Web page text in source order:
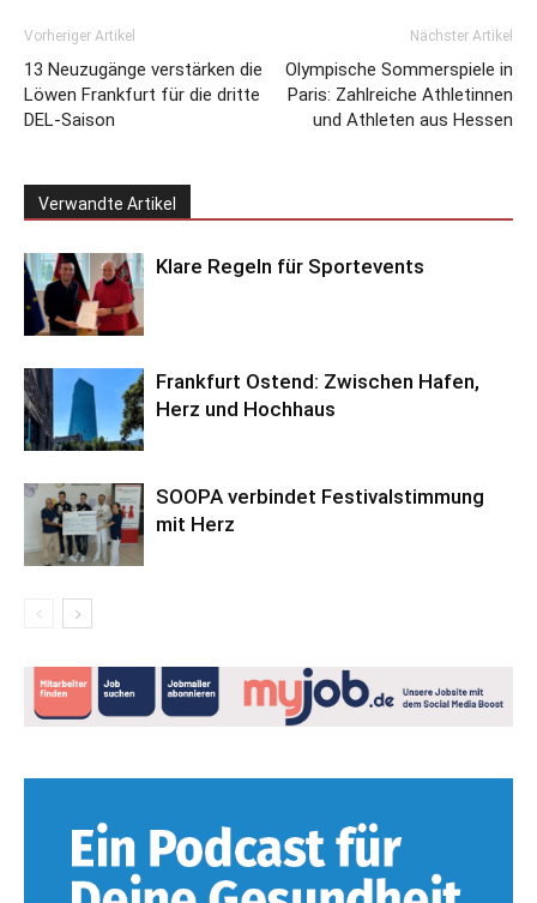
Vorheriger Artikel
13 Neuzugänge verstärken die
Löwen Frankfurt für die dritte
DEL-Saison
Nächster Artikel
Olympische Sommerspiele in
Paris: Zahlreiche Athletinnen
und Athleten aus Hessen
Verwandte Artikel
Klare Regeln für Sportevents
Frankfurt Ostend: Zwischen Hafen,
Herz und Hochhaus
SOOPA verbindet Festivalstimmung
mit Herz